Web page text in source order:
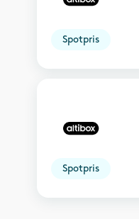
Spotpris
Spotpris